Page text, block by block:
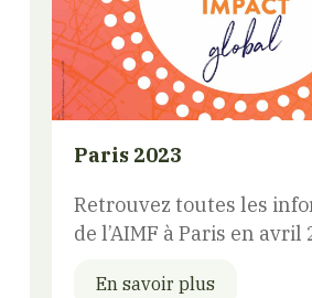
Paris 2023
Retrouvez toutes les
de l’AIMF à Paris en avril
En savoir plus